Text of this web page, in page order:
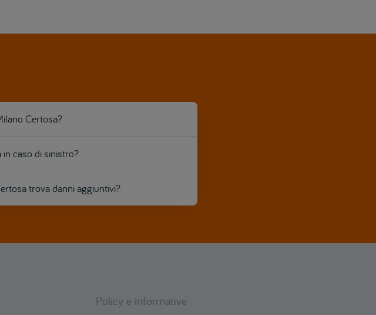
Certosa?
caso di sinistro?
trova danni aggiuntivi?
Policy e informative